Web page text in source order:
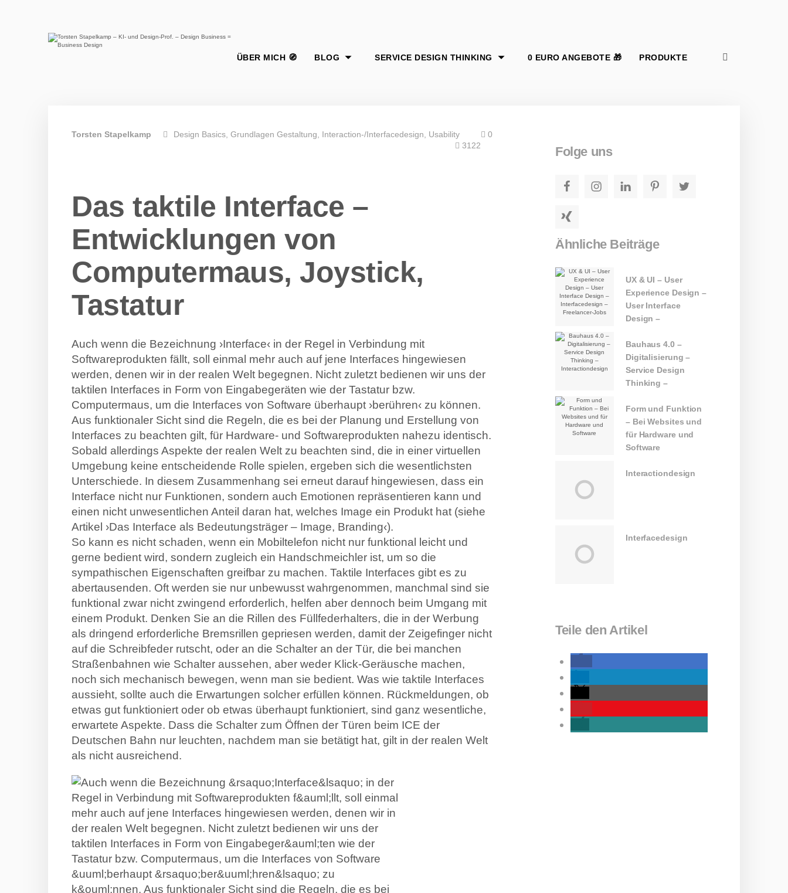
Torsten Stapelkamp Design Basics Grundlagen Gestaltung Interaction-/Interfacedesign Usability
0
3122
Das taktile Interface –
Entwicklungen von
Computermaus, Joystick,
Tastatur
Auch wenn die Bezeichnung ›Interface‹ in der Regel in Verbindung mit
Softwareprodukten fällt, soll einmal mehr auch auf jene Interfaces hingewiesen
werden, denen wir in der realen Welt begegnen. Nicht zuletzt bedienen wir uns der
taktilen Interfaces in Form von Eingabegeräten wie der Tastatur bzw.
Computermaus, um die Interfaces von Software überhaupt ›berühren‹ zu können.
Aus funktionaler Sicht sind die Regeln, die es bei der Planung und Erstellung von
Interfaces zu beachten gilt, für Hardware- und Softwareprodukten nahezu identisch.
Sobald allerdings Aspekte der realen Welt zu beachten sind, die in einer virtuellen
Umgebung keine entscheidende Rolle spielen, ergeben sich die wesentlichsten
Unterschiede. In diesem Zusammenhang sei erneut darauf hingewiesen, dass ein
Interface nicht nur Funktionen, sondern auch Emotionen repräsentieren kann und
einen nicht unwesentlichen Anteil daran hat, welches Image ein Produkt hat (siehe
Artikel ›Das Interface als Bedeutungsträger – Image, Branding‹).
So kann es nicht schaden, wenn ein Mobiltelefon nicht nur funktional leicht und
gerne bedient wird, sondern zugleich ein Handschmeichler ist, um so die
sympathischen Eigenschaften greifbar zu machen. Taktile Interfaces gibt es zu
abertausenden. Oft werden sie nur unbewusst wahrgenommen, manchmal sind sie
funktional zwar nicht zwingend erforderlich, helfen aber dennoch beim Umgang mit
einem Produkt. Denken Sie an die Rillen des Füllfederhalters, die in der Werbung
als dringend erforderliche Bremsrillen gepriesen werden, damit der Zeigefinger nicht
auf die Schreibfeder rutscht, oder an die Schalter an der Tür, die bei manchen
Straßenbahnen wie Schalter aussehen, aber weder Klick-Geräusche machen,
noch sich mechanisch bewegen, wenn man sie bedient. Was wie taktile Interfaces
aussieht, sollte auch die Erwartungen solcher erfüllen können. Rückmeldungen, ob
etwas gut funktioniert oder ob etwas überhaupt funktioniert, sind ganz wesentliche,
erwartete Aspekte. Dass die Schalter zum Öffnen der Türen beim ICE der
Deutschen Bahn nur leuchten, nachdem man sie betätigt hat, gilt in der realen Welt
als nicht ausreichend.
Folge uns
FacebookInstagramLinkedInPinterestTwitter
Xing
Ähnliche Beiträge
UX & UI – User
Experience Design –
User Interface
Design –
Freelancer-Jobs
Bauhaus 4.0 –
Digitalisierung –
Service Design
Thinking –
Form und Funktion
– Bei Websites und
für Hardware und
Software
Interactiondesign
Interfacedesign
Teile den Artikel